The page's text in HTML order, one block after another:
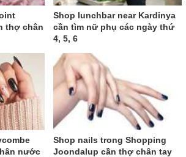
thợ chân
Shop lunchbar near Kardinya
cần tìm nữ phụ các ngày thứ
4, 5, 6
nước
Shop nails trong Shopping
Joondalup cần thợ chân tay